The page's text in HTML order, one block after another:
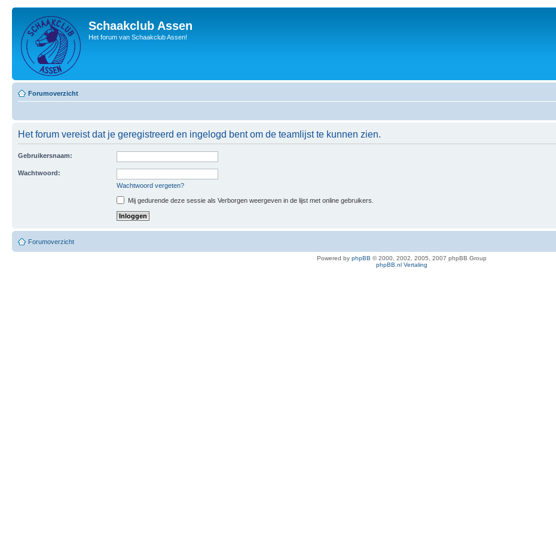
Schaakclub Assen
Het forum van Schaakclub Assen!
Forumoverzicht
Het forum vereist dat je geregistreerd en ingelogd bent om de teamlijst te kunnen zien.
Gebruikersnaam:
Wachtwoord:
Wachtwoord vergeten?
Mij gedurende deze sessie als Verborgen weergeven in de lijst met online gebruikers.
Forumoverzicht
Powered by phpBB © 2000, 2002, 2005, 2007 phpBB Group
phpBB.nl Vertaling